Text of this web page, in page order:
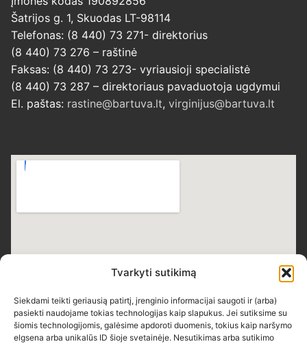
Tvarkyti sutikimą
Siekdami teikti geriausią patirtį, įrenginio informacijai saugoti ir (arba)
pasiekti naudojame tokias technologijas kaip slapukus. Jei sutiksime su
šiomis technologijomis, galėsime apdoroti duomenis, tokius kaip naršymo
elgsena arba unikalūs ID šioje svetainėje. Nesutikimas arba sutikimo
Šatrijos g. 1, Skuodas LT-98114
Telefonas: (8 440) 73 271- direktorius
(8 440) 73 276 – raštinė
Faksas: (8 440) 73 273- vyriausioji specialistė
(8 440) 73 287 – direktoriaus pavaduotoja ugdymui
El. paštas: rastine@bartuva.lt, virginijus@bartuva.lt